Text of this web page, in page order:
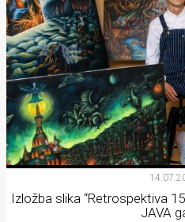
Izložba slika “Retrospektiva
JAVA